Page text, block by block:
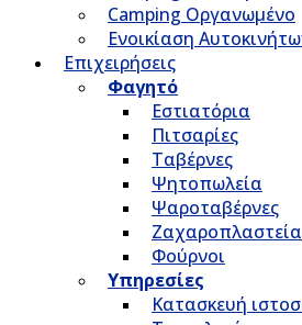
Camping Οργανωμένο
Ενοικίαση
Επιχειρήσεις
Φαγητό
Εστιατόρια
Πιτσαρίες
Ταβέρνες
Ψητοπωλεία
Ψαροταβέρνες
Ζαχαροπλαστεία
Φούρνοι
Υπηρεσίες
Κατασκευή